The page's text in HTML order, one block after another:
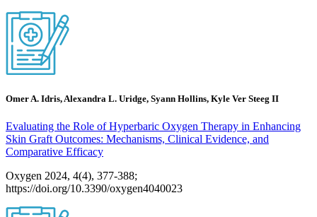
Omer A. Idris, Alexandra L. Uridge, Syann Hollins, Kyle Ver Steeg II
Evaluating the Role of Hyperbaric Oxygen Therapy in Enhancing
Skin Graft Outcomes: Mechanisms, Clinical Evidence, and
Comparative Efficacy
Oxygen 2024, 4(4), 377-388;
https://doi.org/10.3390/oxygen4040023